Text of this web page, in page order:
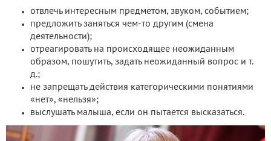
отвлечь интересным предметом, звуком, событием;
предложить заняться чем-то другим (смена
деятельности);
отреагировать на происходящее неожиданным
образом, пошутить, задать неожиданный вопрос и т.
д.;
не запрещать действия категорическими понятиями
«нет», «нельзя»;
выслушать малыша, если он пытается высказаться.